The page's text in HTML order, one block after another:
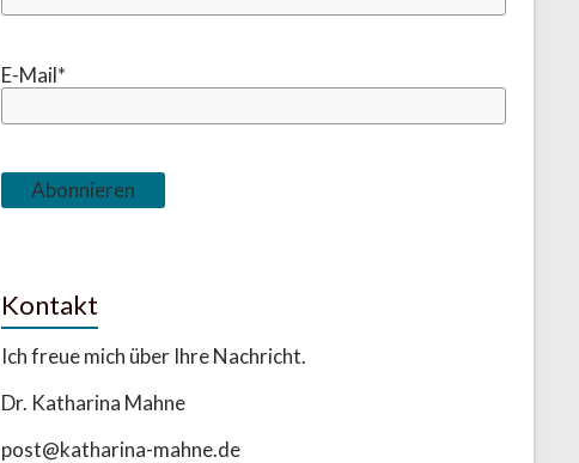
E-Mail*
Kontakt
Ich freue mich über Ihre Nachricht.
Dr. Katharina Mahne
post@katharina-mahne.de